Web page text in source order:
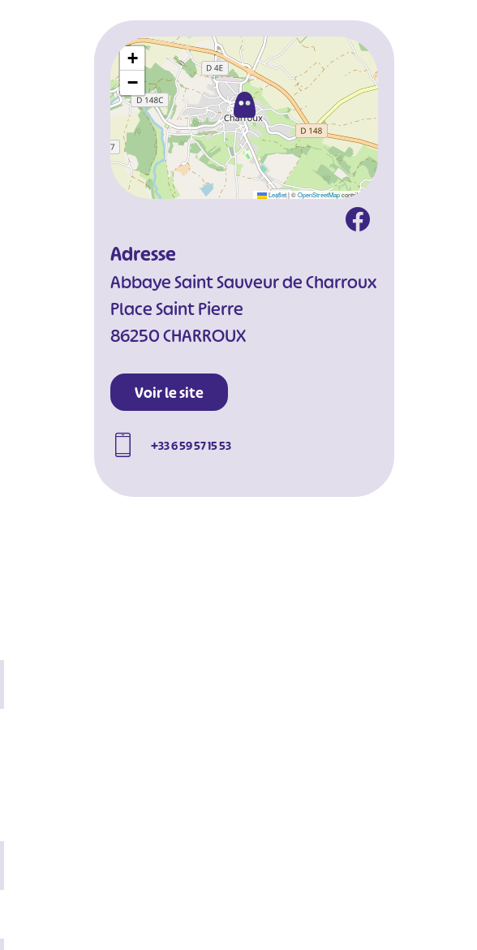
+
−
Leaflet|©OpenStreetMapcontributors
Adresse
Abbaye Saint Sauveur de Charroux
Place Saint Pierre
86250 CHARROUX
Voir le site
+33 6 59 57 15 53